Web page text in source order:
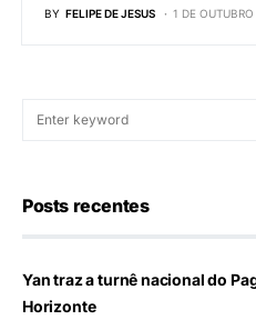
BY FELIPE DE JESUS 1 DE
Posts recentes
Yan traz a turnê nacional do
Horizonte